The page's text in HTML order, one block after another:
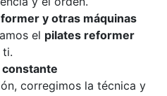
y otras máquinas
el pilates reformer
ti.
corregimos la técnica y